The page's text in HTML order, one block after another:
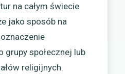
na całym świecie
jako sposób na
grupy społecznej lub
religijnych.